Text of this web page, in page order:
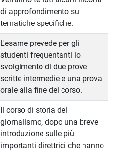
di approfondimento su
tematiche specifiche.
L'esame prevede per gli
studenti frequentanti lo
svolgimento di due prove
scritte intermedie e una prova
orale alla fine del corso.
Il corso di storia del
giornalismo, dopo una breve
introduzione sulle più
importanti direttrici che hanno